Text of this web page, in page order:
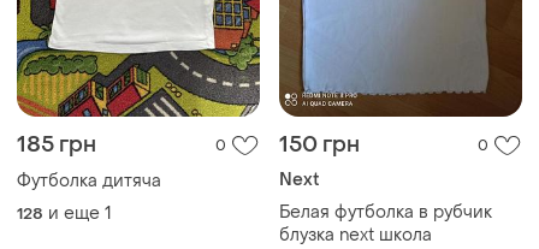
185 грн 0
Футболка дитяча
128 и еще 1
150 грн 0
Next
Белая футболка в рубчик
блузка next школа